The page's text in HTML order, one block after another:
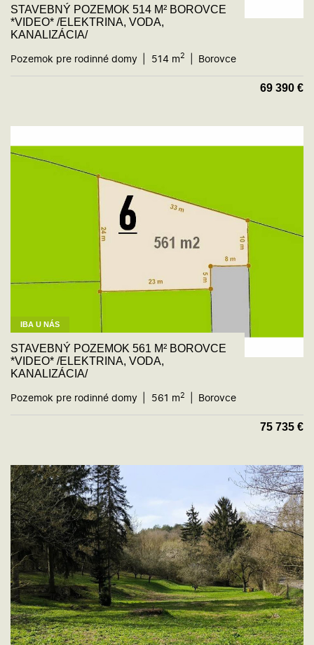
STAVEBNÝ POZEMOK 514 M² BOROVCE
*VIDEO* /ELEKTRINA, VODA,
KANALIZÁCIA/
Pozemok pre rodinné domy
514 m2 Borovce
69 390 €
IBA U NÁS
STAVEBNÝ POZEMOK 561 M² BOROVCE
*VIDEO* /ELEKTRINA, VODA,
KANALIZÁCIA/
Pozemok pre rodinné domy
561 m2 Borovce
75 735 €